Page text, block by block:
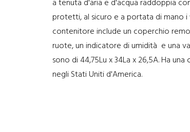
a tenuta d'aria e d'acqua raddoppia
protetti, al sicuro e a portata di mano
contenitore include un coperchio
ruote, un indicatore di umidità e una
sono di 44,75Lu x 34La x 26,5A. Ha
negli Stati Uniti d'America.